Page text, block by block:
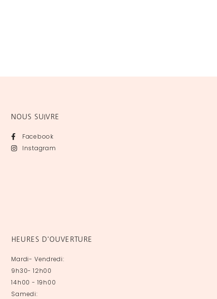
NOUS SUIVRE
Facebook
Instagram
HEURES D'OUVERTURE
Mardi- Vendredi:
9h30- 12h00
14h00 - 19h00
Samedi: